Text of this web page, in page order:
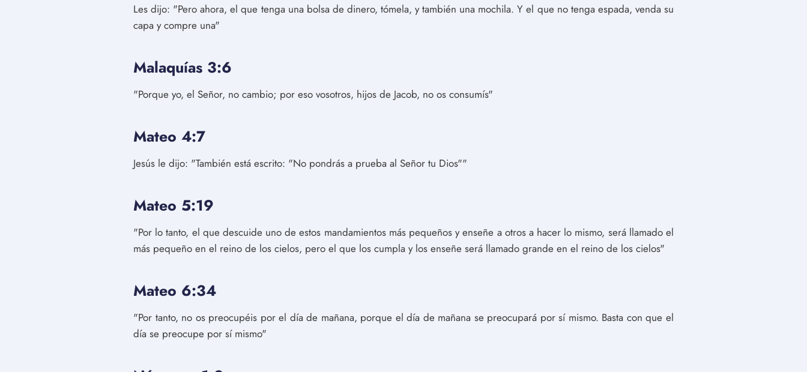
Les dijo: "Pero ahora, el que tenga una bolsa de dinero, tómela, y también una mochila. Y el que no tenga espada, venda su
capa y compre una"
Malaquías 3:6
"Porque yo, el Señor, no cambio; por eso vosotros, hijos de Jacob, no os consumís"
Mateo 4:7
Jesús le dijo: "También está escrito: "No pondrás a prueba al Señor tu Dios""
Mateo 5:19
"Por lo tanto, el que descuide uno de estos mandamientos más pequeños y enseñe a otros a hacer lo mismo, será llamado el
más pequeño en el reino de los cielos, pero el que los cumpla y los enseñe será llamado grande en el reino de los cielos"
Mateo 6:34
"Por tanto, no os preocupéis por el día de mañana, porque el día de mañana se preocupará por sí mismo. Basta con que el
día se preocupe por sí mismo"